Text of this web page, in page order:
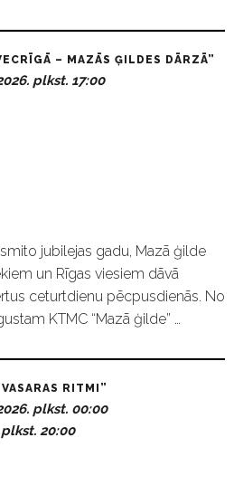
– MAZĀS ĢILDES DĀRZĀ”
plkst. 17:00
jubilejas gadu, Mazā ģilde
un Rīgas viesiem dāvā
ceturtdienu pēcpusdienās. No
KTMC “Mazā ģilde” …
RITMI”
plkst. 00:00
20:00